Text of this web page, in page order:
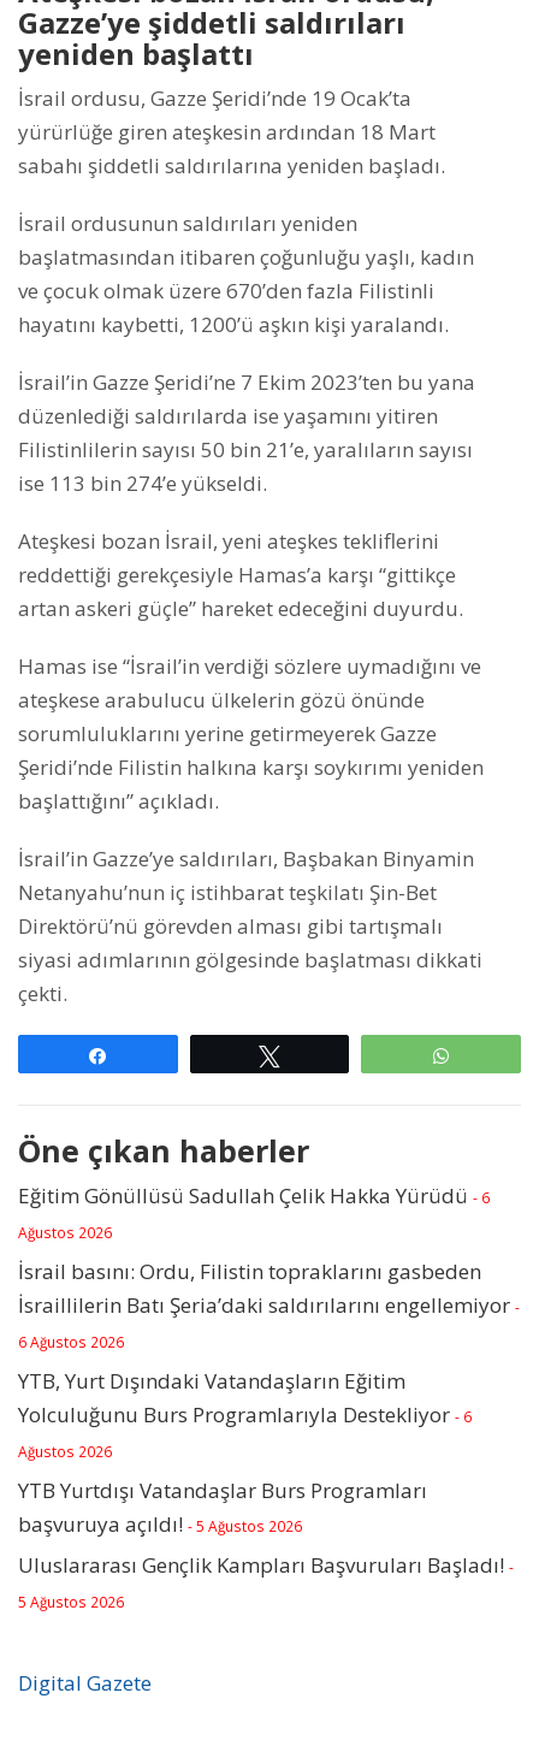
Gazze’ye şiddetli saldırıları
yeniden başlattı
İsrail ordusu, Gazze Şeridi’nde 19 Ocak’ta
yürürlüğe giren ateşkesin ardından 18 Mart
sabahı şiddetli saldırılarına yeniden başladı.
İsrail ordusunun saldırıları yeniden
başlatmasından itibaren çoğunluğu yaşlı, kadın
ve çocuk olmak üzere 670’den fazla Filistinli
hayatını kaybetti, 1200’ü aşkın kişi yaralandı.
İsrail’in Gazze Şeridi’ne 7 Ekim 2023’ten bu yana
düzenlediği saldırılarda ise yaşamını yitiren
Filistinlilerin sayısı 50 bin 21’e, yaralıların sayısı
ise 113 bin 274’e yükseldi.
Ateşkesi bozan İsrail, yeni ateşkes tekliflerini
reddettiği gerekçesiyle Hamas’a karşı “gittikçe
artan askeri güçle” hareket edeceğini duyurdu.
Hamas ise “İsrail’in verdiği sözlere uymadığını ve
ateşkese arabulucu ülkelerin gözü önünde
sorumluluklarını yerine getirmeyerek Gazze
Şeridi’nde Filistin halkına karşı soykırımı yeniden
başlattığını” açıkladı.
İsrail’in Gazze’ye saldırıları, Başbakan Binyamin
Netanyahu’nun iç istihbarat teşkilatı Şin-Bet
Direktörü’nü görevden alması gibi tartışmalı
siyasi adımlarının gölgesinde başlatması dikkati
çekti.
Öne çıkan haberler
Eğitim Gönüllüsü Sadullah Çelik Hakka Yürüdü - 6
Ağustos 2026
İsrail basını: Ordu, Filistin topraklarını gasbeden
İsraillilerin Batı Şeria’daki saldırılarını engellemiyor -
6 Ağustos 2026
YTB, Yurt Dışındaki Vatandaşların Eğitim
Yolculuğunu Burs Programlarıyla Destekliyor - 6
Ağustos 2026
YTB Yurtdışı Vatandaşlar Burs Programları
başvuruya açıldı! - 5 Ağustos 2026
Uluslararası Gençlik Kampları Başvuruları Başladı! -
5 Ağustos 2026
Digital Gazete